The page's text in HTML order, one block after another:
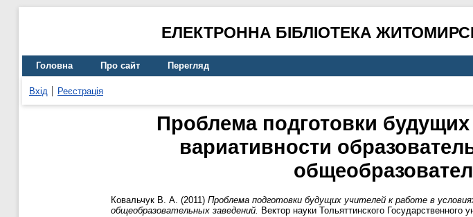
ЕЛЕКТРОННА БІБЛІОТЕКА
Головна Про сайт Перегляд
Вхід Реєстрація
Проблема подготовки
вариативности
Ковальчук В. А. (2011) Проблема подготовки будущих учителей к работе в
общеобразовательных заведений. Вектор науки Тольяттинского